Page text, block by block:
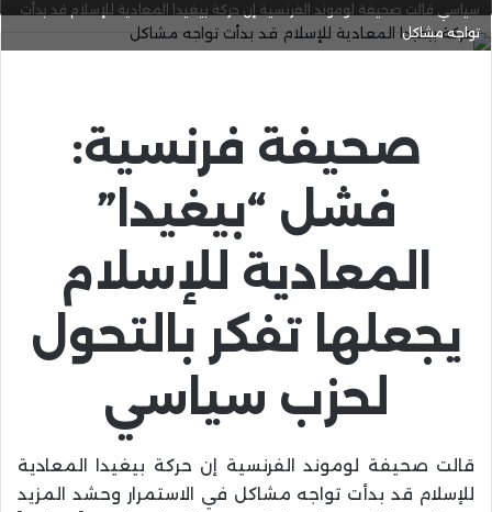
سياسي قالت صحيفة لوموند الفرنسية إن حركة بيغيدا المعادية للإسلام قد بدأت
تواجه مشاكل
صحيفة فرنسية:
فشل “بيغيدا”
المعادية للإسلام
يجعلها تفكر بالتحول
لحزب سياسي
قالت صحيفة لوموند الفرنسية إن حركة بيغيدا المعادية
للإسلام قد بدأت تواجه مشاكل في الاستمرار وحشد المزيد